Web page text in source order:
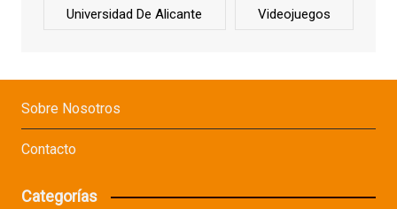
Universidad De Alicante Videojuegos
Sobre Nosotros
Contacto
Categorías